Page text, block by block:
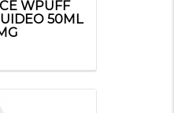
WPUFF
50ML